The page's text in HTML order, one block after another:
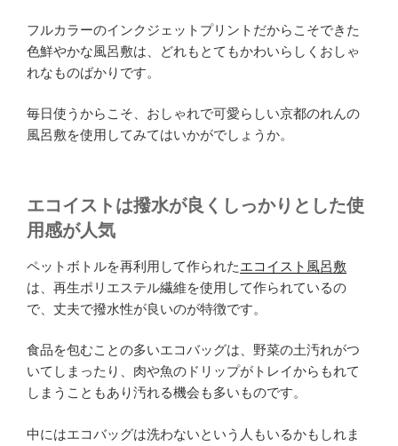
フルカラーのインクジェットプリントだからこそできた
色鮮やかな風呂敷は、どれもとてもかわいらしくおしゃ
れなものばかりです。
毎日使うからこそ、おしゃれで可愛らしい京都のれんの
風呂敷を使用してみてはいかがでしょうか。
エコイストは撥水が良くしっかりとした使
用感が人気
ペットボトルを再利用して作られたエコイスト風呂敷
は、再生ポリエステル繊維を使用して作られているの
で、丈夫で撥水性が良いのが特徴です。
食品を包むことの多いエコバッグは、野菜の土汚れがつ
いてしまったり、肉や魚のドリップがトレイからもれて
しまうこともあり汚れる機会も多いものです。
中にはエコバッグは洗わないという人もいるかもしれま